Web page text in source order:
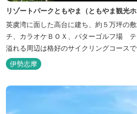
リゾートパークともやま（ともやま観光ホ
英虞湾に面した高台に建ち、約５万坪の
チ、カラオケＢＯＸ、パターゴルフ場
溢れる周辺は格好のサイクリングコース
幸をふんだんに使用する荒磯焼、活造会席
松茸料理（秋）等グルメ志向の方に好評
ューも毎晩行ないます。
伊勢志摩